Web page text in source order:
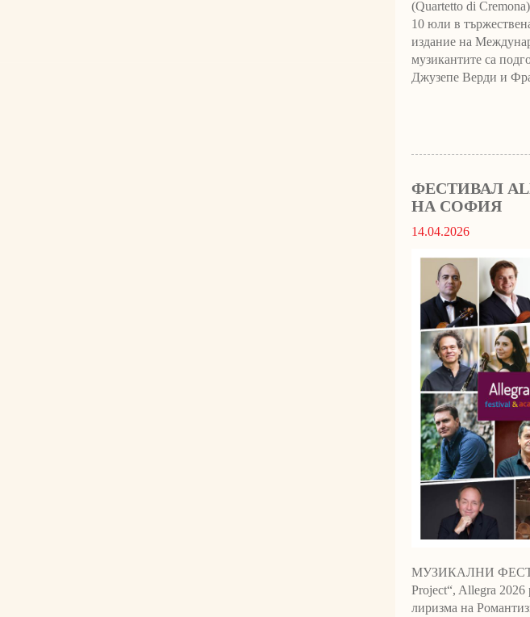
(Quartetto di
10 юли в
издание на
музикантите са
Джузепе Верди и
ФЕСТИВАЛ
НА СОФИЯ
14.04.2026
МУЗИКАЛНИ
Project“, Allegra 2026
лиризма на